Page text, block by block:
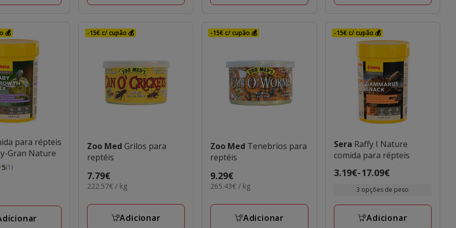
💰
para répteis
Gran Nature
5(1)
-15€ c/ cupão 💰
Zoo Med Grilos para
reptéis
Preço
7.79€
7.79€
222.57€
KG
222.57€ / kg
Adicionar
-15€ c/ cupão 💰
Zoo Med Tenebrios para
reptéis
Preço
9.29€
9.29€
265.43€
KG
265.43€ / kg
Adicionar
-15€ c/ cupão 💰
Sera Raffy I Nature
comida para répteis
Preço
a
3.19€-17.09€
3 opções de peso
Adicionar